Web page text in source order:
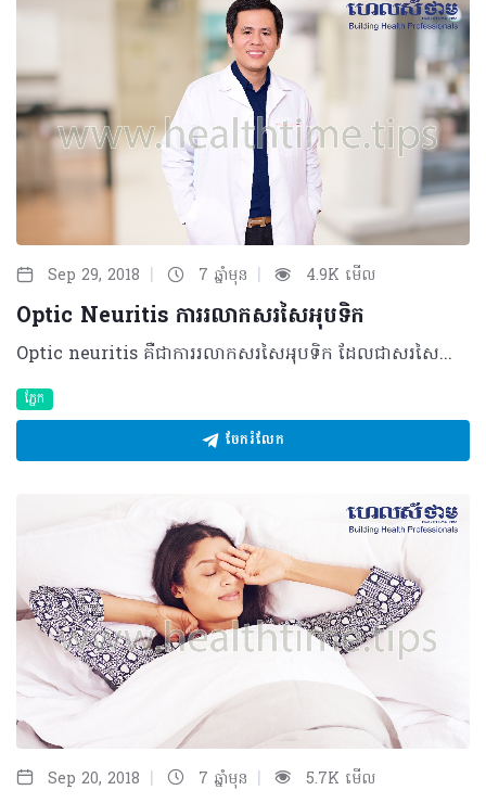
Sep 29, 2018 | 7 ឆ្នាំមុន | 4.9K មើល
Optic Neuritis ការរលាកសរសៃអុបទិក
Optic neuritis គឺជាការរលាកសរសៃអុបទិក ដែលជាសរសៃប្រសាទសម្រាប់បញ្ជូនរូបភាពពីគ្រាប់ភ្នែកទៅកាន់ខួរក្បាល។ មូលហេតុ និងកត្តាប្រឈម មូលហេតុដែលបណ្តាលឲ្យមានការរលាកសរសៃអុបទិក មាន៤ធំៗ៖ • ការខូចស្រោមខាងក្រៅរបស់សរសៃអុបទិក(ជាមូលហេតុកើតឡើងមានញឹកញាប់ជាងគេ) • ការបង្ករោគនៅជុំវិញសរសៃអុបទិក • ការបង្ករោគនៅនឹងសរសៃអុបទិកផ្ទាល់ដោយសារមេរោគផ្សេងៗ • ការរលាកដែលមិនមែនបណ្តាលមកពីមេរោគ តែភាគច្រើនមកពីជំងឺទូទៅប្រចាំកាយ។ ក្រៅពីនេះ អ្នកដែលមានហានិភ័យខ្ពស់ក្នុងការប្រ​ឈមនឹងជំងឺរលាកសរសៃអុបទិកមាន៖ • ភាគច្រើនជាស្ត្រី អាយុពី២០ ទៅ៤០ឆ្នាំ • ជនជាតិស្បែកស • កត្តាហ្សែនមួយចំនួនដែលនាំឲ្យមានការលាក។ រោគសញ្ញា • ស្រវាំងភ្នែកម្ខាងភ្លាមៗរហូតដល់មើលមិនឃើញទាំងស្រុង លាយឡំជាមួយការឈឺក្បាល • ឈឺគ្រាប់ភ្នែក ជាពិសេសនៅពេលធ្វើចលនាភ្នែក • មានស្រមោលខ្មៅនៅផ្នែកណាមួយនៃការមើលឃើញ • ឃើញបែកភ្លើងអំពិលអំពែកក្នុងភ្នែក។ ការធ្វើរោគវិនិច័្ឆយ​ រោគវិនិច្ឆ័យនៃជំងឺនេះត្រូវបានធ្វើឡើងតាមរយៈរោគសញ្ញាដែលអ្នកជំងឺ​មានរួមផ្សំជាមួយការពិនិត្យ និងធ្វើតេស្តមួយចំនួន ដូចជា៖ • ការពិនិត្យភ្នែករកការហើម និងការថយចុះនូវមុខងាររបស់សរសៃអុបទិក • ការធ្វើតេស្តឈាម និងថត MRI ខួរក្បាល និងខួរឆ្អឹងខ្នង • ក្នុងករណីខ្លះ គេអាចបូមយកទឹកខួរឆ្អឹងខ្នងយកទៅពិនិត្យផងដែរ។ ការរលាកសរសៃអុបទិក អាចជាសះស្បើយដែរឬទេ ? ការរលាកសរសៃអុបទិក អាចជាសះស្បើយទៅវិញដោយខ្លួនឯង តែការប្រើថ្នាំ Corticosteroid នឹងពន្លឿនការជាសះស្បើយ តែទោះជាការរលាកបានបាត់ទៅវិញក្តី ក៏គំហើញដែលបានបាត់បង់មិនអាចត្រឡប់មកដូចដើម ១០០% ទេ។ ផលវិបាក • ករណីខ្លះអាចមានការស្វិតសរសៃអុបទិក ទោះបីជាមានការព្យាបាលជាសះស្បើយ ហើយក៏ដោយ ក៏ការបាត់បង់គំហើញរបស់អ្នកជំងឺមិនអាចត្រឡប់មកវិញបាន • ផលវិបាករបស់ថ្នាំ Corticosteroid ក្រោយការព្យាបាល។ វិធីសាស្រ្តការពារពីការរលាកសរសៃអុបទិក ដើម្បីការពារពីការរលាកសរសៃអុបទិក គឺចៀសវាងពីកត្តាផ្សេងៗដែលអាចឲ្យមានការបង្ករោគដូចជា ការលេងជាមួយសត្វឆ្មា ការបរិភោគអាហារ ឬទឹកមិនស្អាត។ តែក៏មានកត្តាមួយចំនួនដែលមិនអាចចៀសវាងបាន ដូចជាកត្តាហ្សែន ឬសារពាង្គកាយ ប្រឆាំងនឹងខ្លួនឯងជាដើម។ ជាចុងក្រោយ ខ្ញុំសូមផ្តាំផ្ញើដល់បងប្អូនទាំងអស់ដែលមានបញ្ហាភ្នែក ឲ្យឆាប់ទទួលការពិនិត្យ និង ព្យាបាលដោយគ្រូពេទ្យឯកទេសភ្នែកឲ្យបានត្រឹមត្រូវ និងទាន់ពេលវេលា ហើយចៀសវាងការបណ្តែតបណ្តោយឲ្យក្លាយទៅជាបញ្ហាធ្ងន់ធ្ងរ ដែលពិបាកព្យាបាល ឬព្យាបាលមិនបាន។ សម្រាប់ព័ត៌មានបន្ថែម សូមទំនាក់ទំនង គ្លីនិកភ្នែក ភ្នំពេញ ០៦១ ៦៦៦៧៧១ ឬ ០៨៦ ៨៨៦៦៧៦ ឬ ០៨៨ ៨៨៦៨៨៣៦ គេហទំព័រ៖ http://www.eye.today បកស្រាយដោយ ៖ វេជ្ជបណ្ឌិត ហេង សុផល ឯកទេសជំងឺភ្នែក នៃមន្ទីរពេទ្យមិត្តភាពខ្មែរ-សូវៀត និងជាប្រធានគ្លីនិកភ្នែក ភ្នំពេញ ​©2018 រក្សាសិទ្ធិគ្រប់យ៉ាង​ដោយ Healthtime Corporation ចំពោះគ្រប់អត្ថបទដោយគ្មានផ្នែកណាមួយត្រូវបោះពុម្ពផ្សាយចូល ប្រព័ន្ធអ៊ីនធឺណែតឧបករណ៍អេឡិចត្រូនិកអាត់ជាសំឡេងឬថតចំលងគ្រប់រូបភាពដោយគ្មានការអនុញ្ញាតឡើយ
ភ្នែក
ចែករំលែក
Sep 20, 2018 | 7 ឆ្នាំមុន | 5.7K មើល